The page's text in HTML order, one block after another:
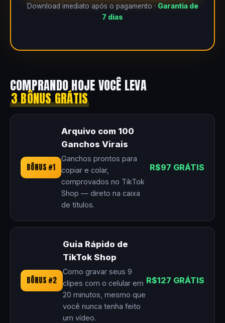
Download imediato após o pagamento · Garantia de
7 dias
COMPRANDO HOJE VOCÊ LEVA
3 BÔNUS GRÁTIS
BÔNUS #1
Arquivo com 100
Ganchos Virais
Ganchos prontos para
copiar e colar,
comprovados no TikTok
Shop — direto na caixa
de títulos.
R$97 GRÁTIS
BÔNUS #2
Guia Rápido de
TikTok Shop
Como gravar seus 9
clipes com o celular em
20 minutos, mesmo que
você nunca tenha feito
um vídeo.
R$127 GRÁTIS